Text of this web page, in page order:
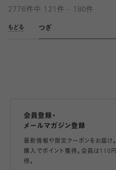
2776件中 121件 - 180件
もどる つぎ
会員登録・
メールマガジン登録
最新情報や限定クーポンをお届け。
購入でポイント獲得。会員は110
得。